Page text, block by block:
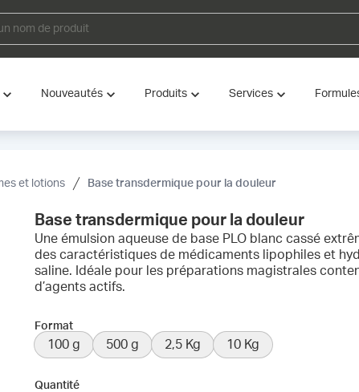
Nouveautés Produits Services
et lotions Base transdermique pour la douleur
Base transdermique pour la douleur
Une émulsion aqueuse de base PLO blanc cassé
des caractéristiques de médicaments lipophiles et
saline. Idéale pour les préparations magistrales
d’agents actifs.
Format
100 g 500 g 2,5 Kg 10 Kg
Quantité